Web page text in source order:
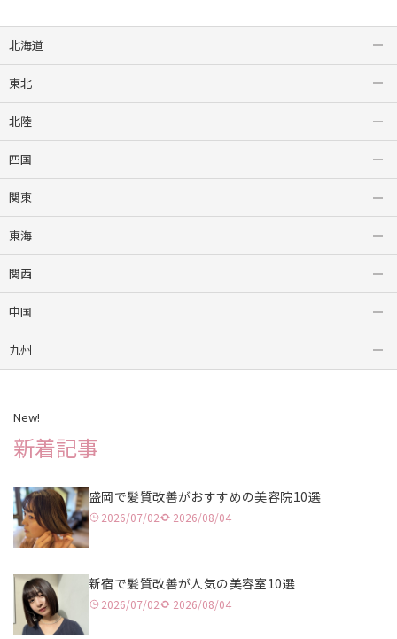
北海道
札幌
東北
盛岡
山形
仙台
北陸
金沢
新潟
四国
徳島
関東
新宿
つくば
高崎
柏
赤羽
水戸
浦和
津田沼
高田馬場
立川
東海
栄
岐阜
浜松
名古屋
関西
三宮
梅田
大阪
京都
中国
松山
広島
九州
長崎
福岡
北九州
大分
熊本
鹿児島
New!
新着記事
盛岡で髪質改善がおすすめの美容院10選
2026/07/02 2026/08/04
新宿で髪質改善が人気の美容室10選
2026/07/02 2026/08/04